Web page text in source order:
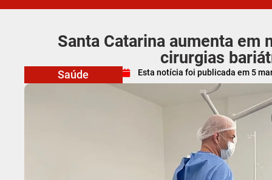
Santa Catarina aumenta em
cirurgias
Saúde Esta notícia foi publicada em 5